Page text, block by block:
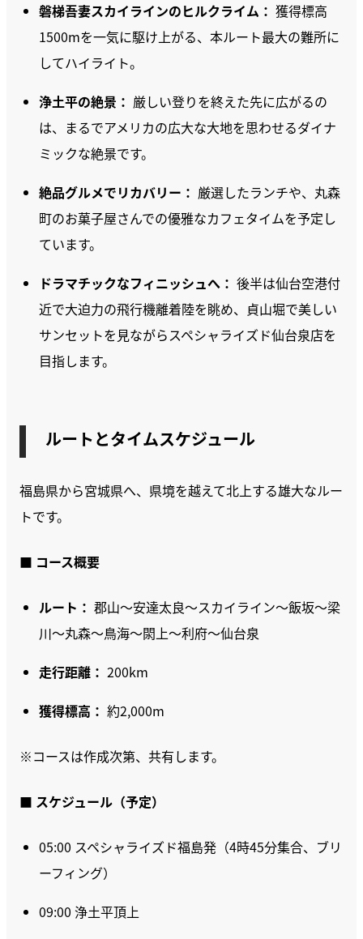
磐梯吾妻スカイラインのヒルクライム： 獲得標高
1500mを一気に駆け上がる、本ルート最大の難所に
してハイライト。
浄土平の絶景： 厳しい登りを終えた先に広がるの
は、まるでアメリカの広大な大地を思わせるダイナ
ミックな絶景です。
絶品グルメでリカバリー： 厳選したランチや、丸森
町のお菓子屋さんでの優雅なカフェタイムを予定し
ています。
ドラマチックなフィニッシュへ： 後半は仙台空港付
近で大迫力の飛行機離着陸を眺め、貞山堀で美しい
サンセットを見ながらスペシャライズド仙台泉店を
目指します。
ルートとタイムスケジュール
福島県から宮城県へ、県境を越えて北上する雄大なルー
トです。
■ コース概要
ルート： 郡山〜安達太良〜スカイライン〜飯坂〜梁
川〜丸森〜鳥海〜閖上〜利府〜仙台泉
走行距離： 200km
獲得標高： 約2,000m
※コースは作成次第、共有します。
■ スケジュール（予定）
05:00 スペシャライズド福島発（4時45分集合、ブリ
ーフィング）
09:00 浄土平頂上